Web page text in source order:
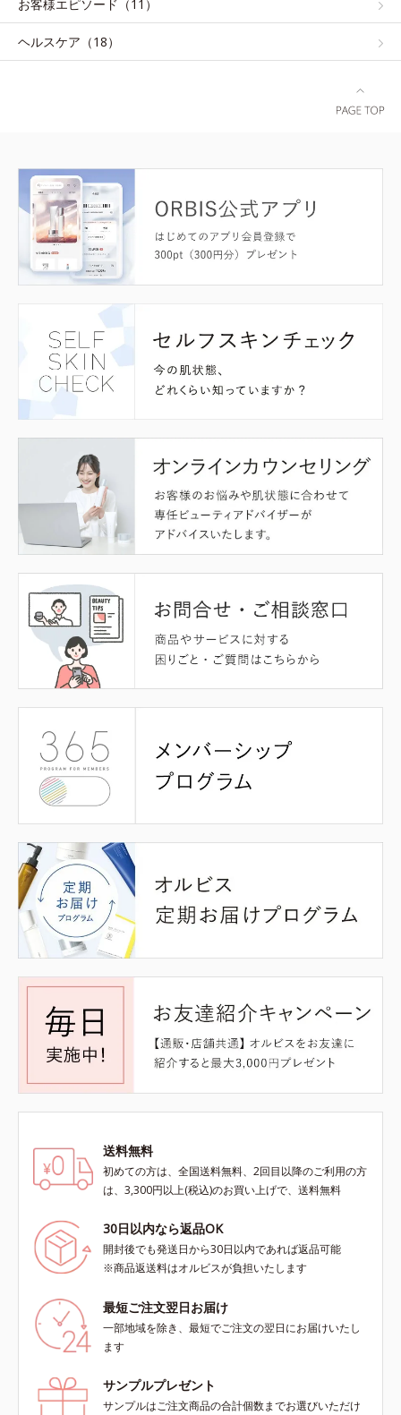
お客様エピソード（11）
ヘルスケア（18）
送料無料
初めての方は、全国送料無料、2回目以降のご利用の方
は、3,300円以上(税込)のお買い上げで、送料無料
30日以内なら返品OK
開封後でも発送日から30日以内であれば返品可能
※商品返送料はオルビスが負担いたします
最短ご注文翌日お届け
一部地域を除き、最短でご注文の翌日にお届けいたし
ます
サンプルプレゼント
サンプルはご注文商品の合計個数までお選びいただけ